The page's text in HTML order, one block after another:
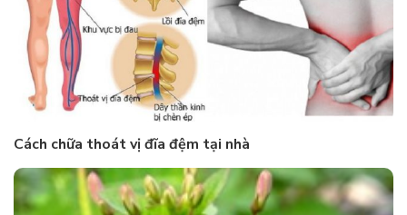
Cách chữa thoát vị đĩa đệm tại nhà